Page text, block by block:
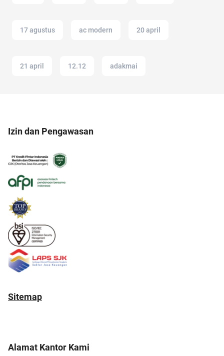
17 agustus ac modern 20 april
21 april 12.12 adakmai
Izin dan Pengawasan
Sitemap
Alamat Kantor Kami